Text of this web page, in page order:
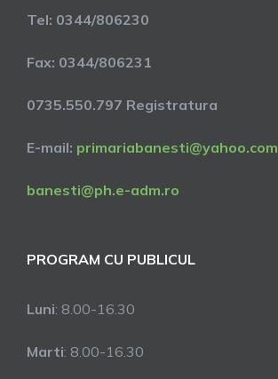
Tel: 0344/806230
Fax: 0344/806231
0735.550.797 Registratura
E-mail: primariabanesti@yahoo.com
banesti@ph.e-adm.ro
PROGRAM CU PUBLICUL
Luni: 8.00-16.30
Marti: 8.00-16.30